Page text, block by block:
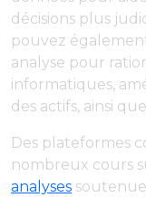
décisions plus
pouvez
analyse pour
informatiques,
des actifs, ainsi
Des plateformes
nombreux cours
analyses